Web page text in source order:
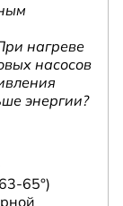
нагреве
насосов
энергии?
65°)